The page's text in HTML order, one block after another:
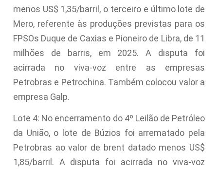
menos US$ 1,35/barril, o terceiro e último lote de
Mero, referente às produções previstas para os
FPSOs Duque de Caxias e Pioneiro de Libra, de 11
milhões de barris, em 2025. A disputa foi
acirrada no viva-voz entre as empresas
Petrobras e Petrochina. Também colocou valor a
empresa Galp.
Lote 4: No encerramento do 4º Leilão de Petróleo
da União, o lote de Búzios foi arrematado pela
Petrobras ao valor de brent datado menos US$
1,85/barril. A disputa foi acirrada no viva-voz